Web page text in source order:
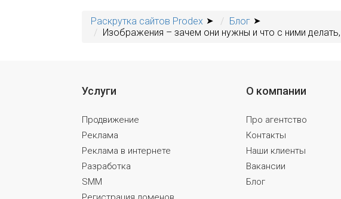
Раскрутка сайтов Prodex
Блог
Изображения – зачем они нужны и что с ними
Услуги
Продвижение
Реклама
Реклама в интернете
Разработка
SMM
О компании
Про агентство
Контакты
Наши клиенты
Вакансии
Блог